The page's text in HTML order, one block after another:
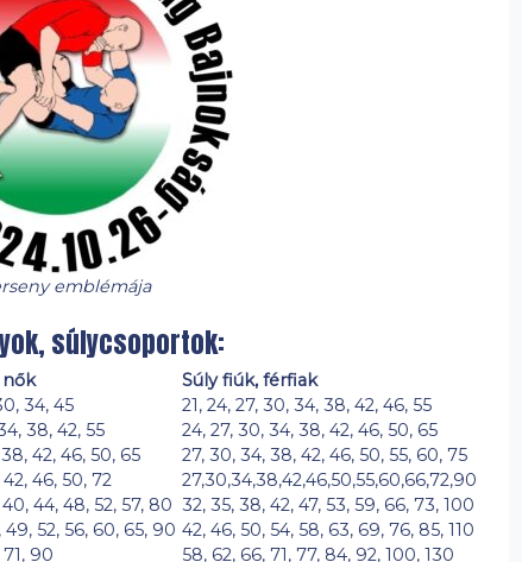
emblémája
súlycsoportok:
nők
Súly fiúk, férfiak
34, 45
21, 24, 27, 30, 34, 38, 42, 46, 55
38, 42, 55
24, 27, 30, 34, 38, 42, 46, 50, 65
42, 46, 50, 65
27, 30, 34, 38, 42, 46, 50, 55, 60, 75
46, 50, 72
27,30,34,38,42,46,50,55,60,66,72,90
44, 48, 52, 57, 80 32, 35, 38, 42, 47, 53, 59, 66, 73, 100
52, 56, 60, 65, 90 42, 46, 50, 54, 58, 63, 69, 76, 85, 110
90
58, 62, 66, 71, 77, 84, 92, 100, 130